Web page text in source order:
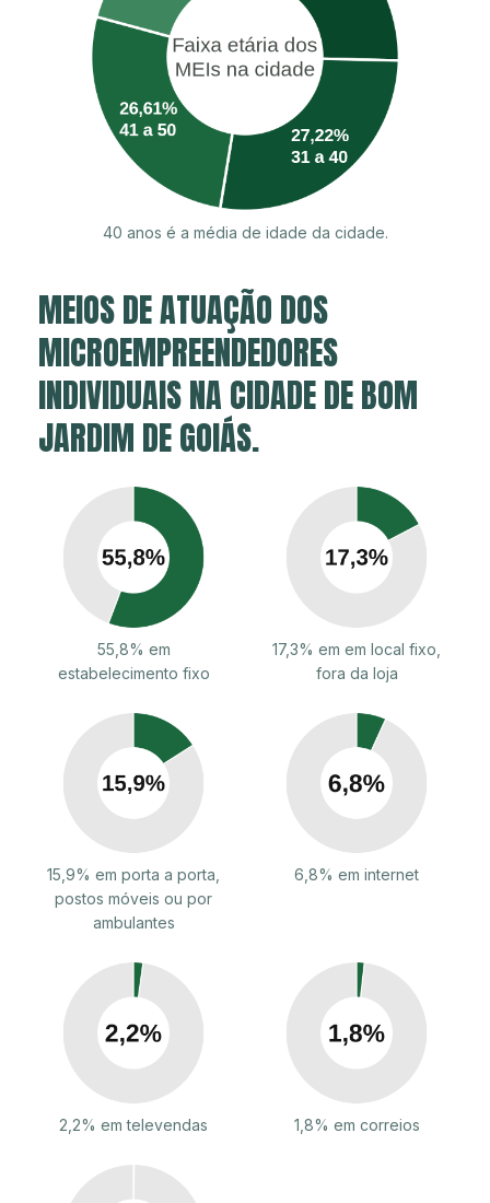
40 anos é a média de idade da cidade.
MEIOS DE ATUAÇÃO DOS
MICROEMPREENDEDORES
INDIVIDUAIS NA CIDADE DE BOM
JARDIM DE GOIÁS.
55,8% em
estabelecimento fixo
17,3% em em local fixo,
fora da loja
15,9% em porta a porta,
postos móveis ou por
ambulantes
6,8% em internet
2,2% em televendas 1,8% em correios